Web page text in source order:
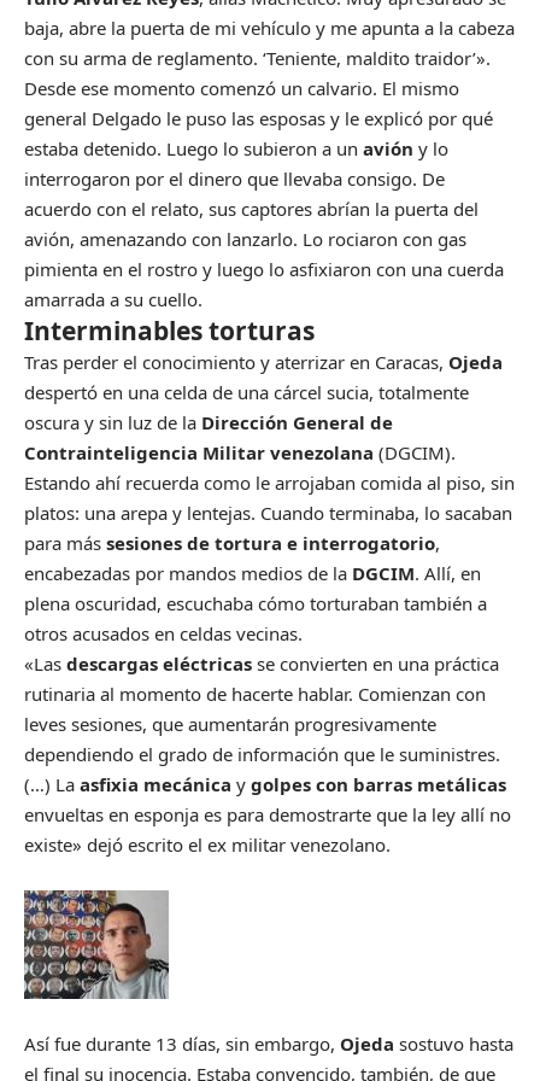
baja, abre la puerta de mi vehículo y me apunta a la cabeza
con su arma de reglamento. ‘Teniente, maldito traidor’».
Desde ese momento comenzó un calvario. El mismo
general Delgado le puso las esposas y le explicó por qué
estaba detenido. Luego lo subieron a un avión y lo
interrogaron por el dinero que llevaba consigo. De
acuerdo con el relato, sus captores abrían la puerta del
avión, amenazando con lanzarlo. Lo rociaron con gas
pimienta en el rostro y luego lo asfixiaron con una cuerda
amarrada a su cuello.
Interminables torturas
Tras perder el conocimiento y aterrizar en Caracas, Ojeda
despertó en una celda de una cárcel sucia, totalmente
oscura y sin luz de la Dirección General de
Contrainteligencia Militar venezolana (DGCIM).
Estando ahí recuerda como le arrojaban comida al piso, sin
platos: una arepa y lentejas. Cuando terminaba, lo sacaban
para más sesiones de tortura e interrogatorio,
encabezadas por mandos medios de la DGCIM. Allí, en
plena oscuridad, escuchaba cómo torturaban también a
otros acusados en celdas vecinas.
«Las descargas eléctricas se convierten en una práctica
rutinaria al momento de hacerte hablar. Comienzan con
leves sesiones, que aumentarán progresivamente
dependiendo el grado de información que le suministres.
(…) La asfixia mecánica y golpes con barras metálicas
envueltas en esponja es para demostrarte que la ley allí no
existe» dejó escrito el ex militar venezolano.
Así fue durante 13 días, sin embargo, Ojeda sostuvo hasta
el final su inocencia. Estaba convencido, también, de que